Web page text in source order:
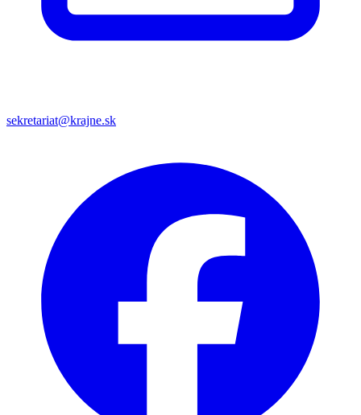
sekretariat@krajne.sk